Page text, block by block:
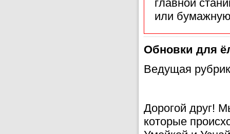
главной
или
Обновки для
Ведущая
Дорогой друг!
которые